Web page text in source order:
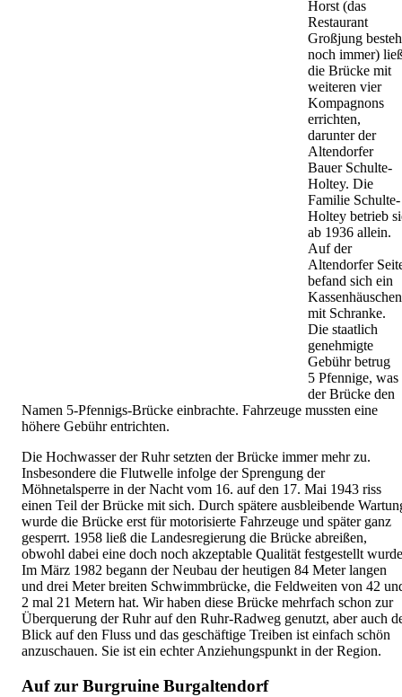
Horst (das
Restaurant
Großjung
noch immer)
die Brücke mit
weiteren vier
Kompagnons
errichten,
darunter der
Altendorfer
Bauer Schulte-
Holtey. Die
Familie Schulte-
Holtey betrieb
ab 1936 allein.
Auf der
Altendorfer
befand sich ein
Kassenhäuschen
mit Schranke.
Die staatlich
genehmigte
Gebühr betrug
5 Pfennige, was
der Brücke den
Namen 5-Pfennigs-Brücke einbrachte. Fahrzeuge mussten eine
höhere Gebühr entrichten.
Die Hochwasser der Ruhr setzten der Brücke immer mehr zu.
Insbesondere die Flutwelle infolge der Sprengung der
Möhnetalsperre in der Nacht vom 16. auf den 17. Mai 1943 riss
einen Teil der Brücke mit sich. Durch spätere ausbleibende
wurde die Brücke erst für motorisierte Fahrzeuge und später ganz
gesperrt. 1958 ließ die Landesregierung die Brücke abreißen,
obwohl dabei eine doch noch akzeptable Qualität festgestellt
Im März 1982 begann der Neubau der heutigen 84 Meter langen
und drei Meter breiten Schwimmbrücke, die Feldweiten von 42
2 mal 21 Metern hat. Wir haben diese Brücke mehrfach schon zur
Überquerung der Ruhr auf den Ruhr-Radweg genutzt, aber auch
Blick auf den Fluss und das geschäftige Treiben ist einfach schön
anzuschauen. Sie ist ein echter Anziehungspunkt in der Region.
Auf zur Burgruine Burgaltendorf